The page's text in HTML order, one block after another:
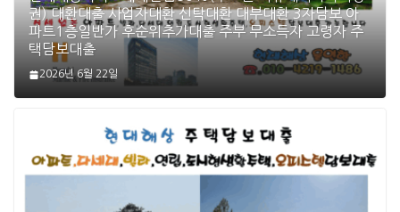
권) 대환대출 사업자대환 신탁대환 대부대환 3자담보 아
파트1층일반가 후순위추가대출 주부 무소득자 고령자 주
택담보대출
2026년 6월 22일